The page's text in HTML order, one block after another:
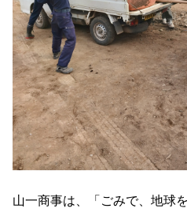
山一商事は、「ごみで、地球